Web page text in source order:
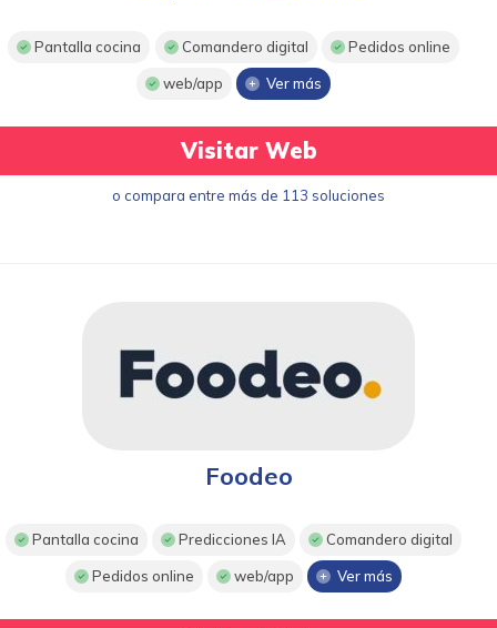
Pantalla cocina Comandero digital Pedidos online
web/app Ver más
Visitar Web
o compara entre más de 113 soluciones
Foodeo
Pantalla cocina Predicciones IA Comandero digital
Pedidos online web/app Ver más